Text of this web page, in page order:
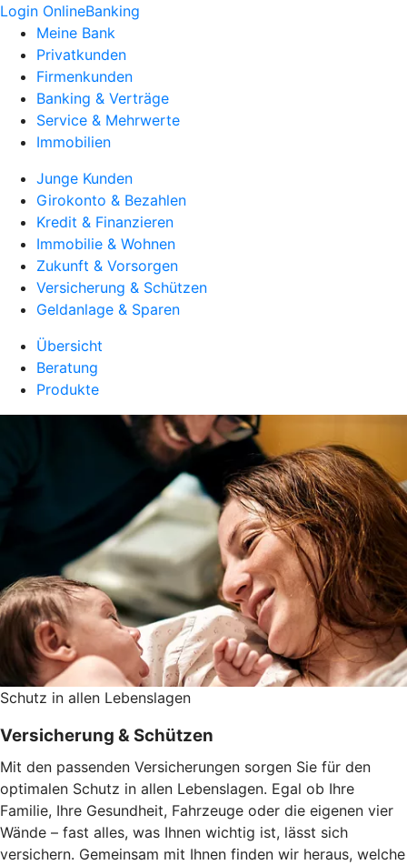
Login OnlineBanking
Meine Bank
Privatkunden
Firmenkunden
Banking & Verträge
Service & Mehrwerte
Immobilien
Junge Kunden
Girokonto & Bezahlen
Kredit & Finanzieren
Immobilie & Wohnen
Zukunft & Vorsorgen
Versicherung & Schützen
Geldanlage & Sparen
Übersicht
Beratung
Produkte
Schutz in allen Lebenslagen
Versicherung & Schützen
Mit den passenden Versicherungen sorgen Sie für den
optimalen Schutz in allen Lebenslagen. Egal ob Ihre
Familie, Ihre Gesundheit, Fahrzeuge oder die eigenen vier
Wände – fast alles, was Ihnen wichtig ist, lässt sich
versichern. Gemeinsam mit Ihnen finden wir heraus, welche